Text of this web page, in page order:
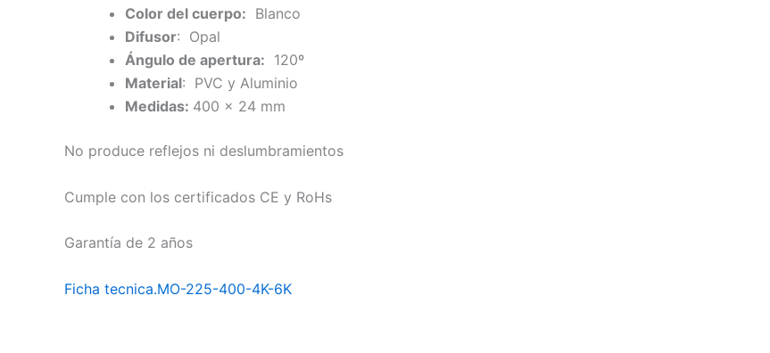
Color del cuerpo: Blanco
Difusor: Opal
Ángulo de apertura: 120º
Material: PVC y Aluminio
Medidas: 400 x 24 mm
No produce reflejos ni deslumbramientos
Cumple con los certificados CE y RoHs
Garantía de 2 años
Ficha tecnica.MO-225-400-4K-6K